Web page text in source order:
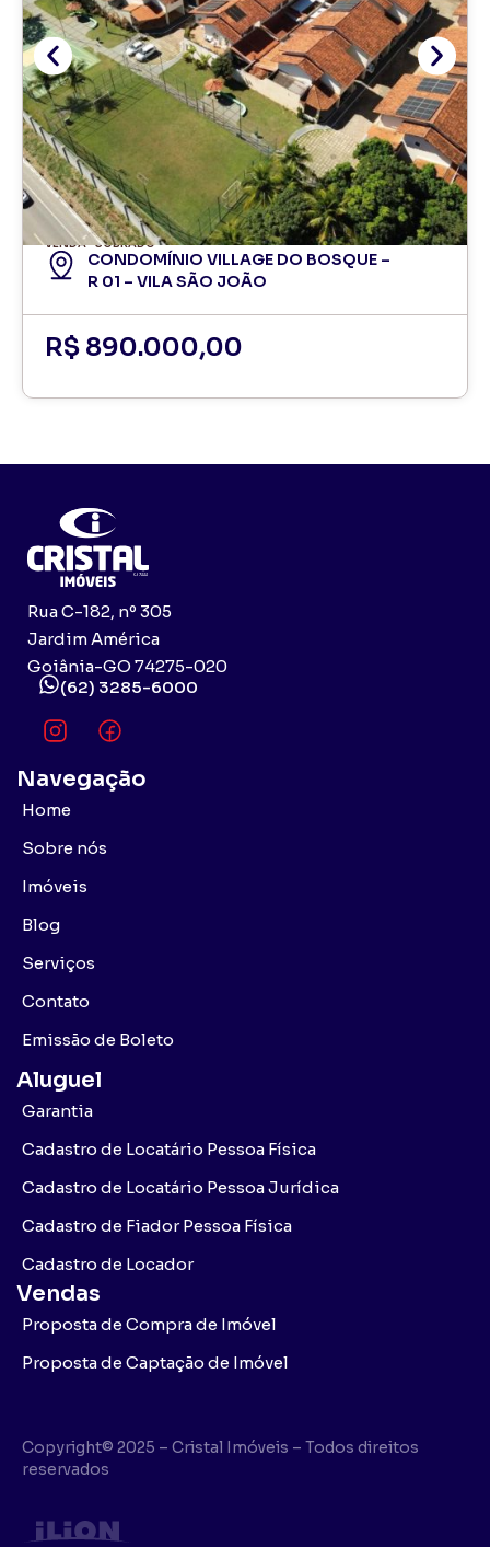
VENDA SOBRADO
CONDOMÍNIO VILLAGE DO BOSQUE –
R 01 – VILA SÃO JOÃO
R$ 890.000,00
Rua C-182, nº 305
Jardim América
Goiânia-GO 74275-020
(62) 3285-6000
Navegação
Home
Sobre nós
Imóveis
Blog
Serviços
Contato
Emissão de Boleto
Aluguel
Garantia
Cadastro de Locatário Pessoa Física
Cadastro de Locatário Pessoa Jurídica
Cadastro de Fiador Pessoa Física
Cadastro de Locador
Vendas
Proposta de Compra de Imóvel
Proposta de Captação de Imóvel
Copyright© 2025 – Cristal Imóveis – Todos direitos
reservados